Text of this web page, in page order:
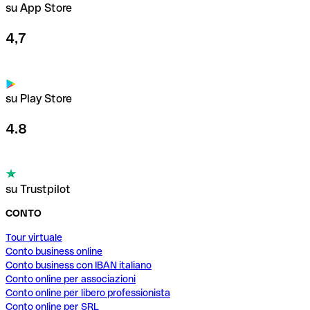
su App Store
4,7
su Play Store
4.8
su Trustpilot
CONTO
Tour virtuale
Conto business online
Conto business con IBAN italiano
Conto online per associazioni
Conto online per libero professionista
Conto online per SRL